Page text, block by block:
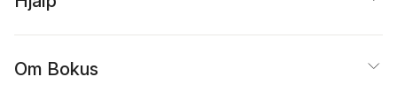
Om Bokus